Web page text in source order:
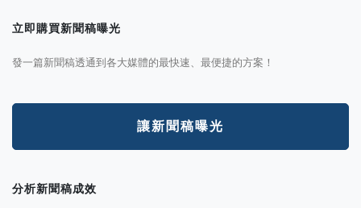
立即購買新聞稿曝光
發一篇新聞稿透通到各大媒體的最快速、最便捷的方案！
讓新聞稿曝光
分析新聞稿成效